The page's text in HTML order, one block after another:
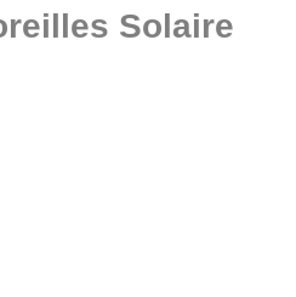
Solaire